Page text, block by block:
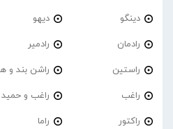
دینگو دیهو
رادمان رادمیر
راستین راشن بند و
راغب راغب و حمید
راکتور راما